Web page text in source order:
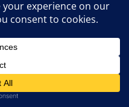
Netidők,nők ,nrc,
,Szalay Dániel